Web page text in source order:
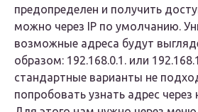
предопределен и получить
можно через IP по умолчанию.
возможные адреса будут
образом: 192.168.0.1. или
стандартные варианты не
попробовать узнать адрес